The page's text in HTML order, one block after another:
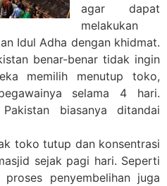
agar dapat
melakukan
Idul Adha dengan khidmat.
benar-benar tidak ingin
memilih menutup toko,
selama 4 hari.
biasanya ditandai
toko tutup dan konsentrasi
sejak pagi hari. Seperti
penyembelihan juga